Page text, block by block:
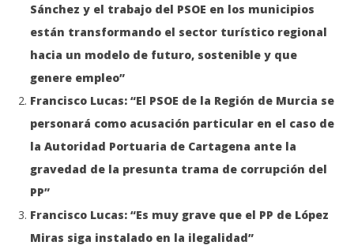
Sánchez y el trabajo del PSOE en los municipios
están transformando el sector turístico regional
hacia un modelo de futuro, sostenible y que
genere empleo”
Francisco Lucas: “El PSOE de la Región de Murcia se
personará como acusación particular en el caso de
la Autoridad Portuaria de Cartagena ante la
gravedad de la presunta trama de corrupción del
PP”
Francisco Lucas: “Es muy grave que el PP de López
Miras siga instalado en la ilegalidad”